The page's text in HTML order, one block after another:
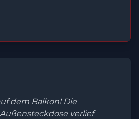
dem Balkon! Die
verlief